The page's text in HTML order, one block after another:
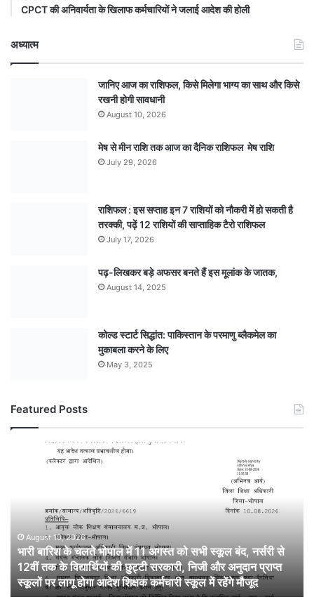
CPCT की अनिवार्यता के खिलाफ कर्मचारियों ने जलाई आदेश की होली
अध्यात्म
जानिए आज का राशिफल, किसे मिलेगा भाग्य का साथ और किसे
रखनी होगी सावधानी
August 10, 2026
मेष से मीन राशि तक आज का दैनिक राशिफल मेष राशि
July 29, 2026
राशिफल : इस सप्ताह इन 7 राशियों को नौकरी में हो सकती है
तरक्की, पढ़ें 12 राशियों की साप्ताहिक टैरो राशिफल
July 17, 2026
पढ़-लिखकर बड़े अफसर बनते हैं इस मूलांक के जातक,
August 14, 2025
कोल्ड स्टार्ट सिद्धांत: पाकिस्तान के परमाणु ब्लैकमेल का
मुकाबला करने के लिए
May 3, 2025
Featured Posts
11
अगस्त
को
सभी
स्कूल
August 10, 2026
भारी बारिश के चलते भोपाल में 11 अगस्त को सभी स्कूल बंद, नर्सरी से
12वीं तक के विद्यार्थियों की छुट्टी सरकारी, निजी और अनुदान प्राप्त
स्कूलों पर लागू होगा आदेश शिक्षक कर्मचारी स्कूल में रहेंगे मौजूद